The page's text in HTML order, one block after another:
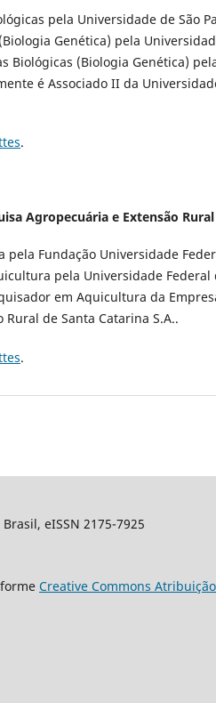
pela Universidade de São
Genética) pela
Biológicas (Biologia Genética)
é Associado II da
.
Agropecuária e Extensão
pela Fundação Universidade
pela Universidade Federal
em Aquicultura da
de Santa Catarina S.A..
.
eISSN 2175-7925
Creative Commons